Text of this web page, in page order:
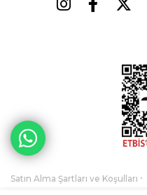
Satın Alma Şartları ve Koşulları